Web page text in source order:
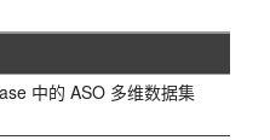
中的 ASO 多维数据集